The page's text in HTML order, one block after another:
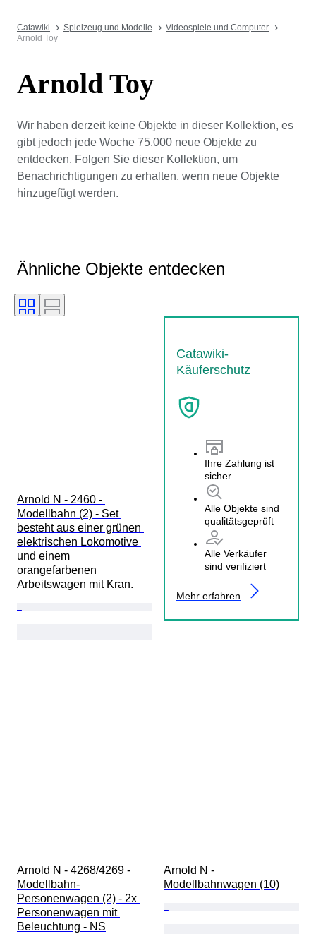
Catawiki Spielzeug und Modelle
Videospiele und Computer
Arnold Toy
Arnold Toy
Wir haben derzeit keine Objekte in dieser Kollektion, es
gibt jedoch jede Woche 75.000 neue Objekte zu
entdecken. Folgen Sie dieser Kollektion, um
Benachrichtigungen zu erhalten, wenn neue Objekte
hinzugefügt werden.
Ähnliche Objekte entdecken
Catawiki-
Käuferschutz
Ihre Zahlung ist
sicher
Alle Objekte sind
qualitätsgeprüft
Alle Verkäufer
sind verifiziert
Mehr erfahren
Arnold N - 2460 -
Modellbahn (2) - Set
besteht aus einer grünen
elektrischen Lokomotive
und einem
orangefarbenen
Arbeitswagen mit Kran.
Arnold N - 4268/4269 -
Modellbahn-
Personenwagen (2) - 2x
Personenwagen mit
Beleuchtung - NS
Arnold N -
Modellbahnwagen (10)